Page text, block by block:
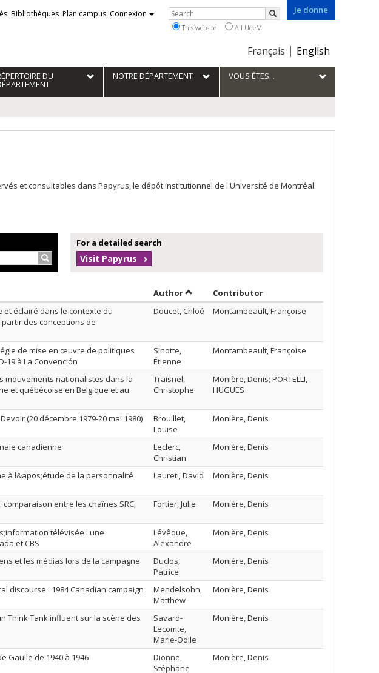
Je donne
Choix
la
langue
Français English
Bibliothèques Plan campus Connexion Rechercher
Search
This website All UdeM
DU NOTRE DÉPARTEMENT VOUS ÊTES...
et consultables dans Papyrus, le dépôt institutionnel de l'Université de Montréal.
Search…
For a detailed search
Visit Papyrus
AuthorSort by author in descending order
Contributor
éclairé dans le contexte du
des conceptions de
Doucet, Chloé Montambeault, Françoise
de mise en œuvre de politiques
19 à La Convención
Sinotte,
Étienne
Montambeault, Françoise
mouvements nationalistes dans la
et québécoise en Belgique et au
Traisnel,
Christophe
Monière, Denis; PORTELLI,
HUGUES
(20 décembre 1979-20 mai 1980)
Brouillet,
Louise
Monière, Denis
canadienne
Leclerc,
Christian
Monière, Denis
à l&apos;étude de la personnalité
Laureti, David Monière, Denis
entre les chaînes SRC,
Fortier, Julie Monière, Denis
télévisée : une
et CBS
Lévêque,
Alexandre
Monière, Denis
et les médias lors de la campagne
Duclos,
Patrice
Monière, Denis
discourse : 1984 Canadian campaign
Mendelsohn,
Matthew
Monière, Denis
Think Tank influent sur la scène des
Savard-
Lecomte,
Marie-Odile
Monière, Denis
Gaulle de 1940 à 1946
Dionne,
Stéphane
Monière, Denis